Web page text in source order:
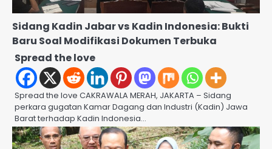
Sidang Kadin Jabar vs Kadin Indonesia: Bukti
Baru Soal Modifikasi Dokumen Terbuka
Spread the love
Spread the love CAKRAWALA MERAH, JAKARTA – Sidang
perkara gugatan Kamar Dagang dan Industri (Kadin) Jawa
Barat terhadap Kadin Indonesia…